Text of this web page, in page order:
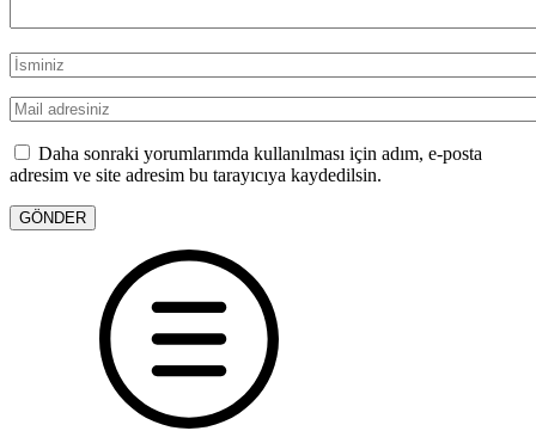
Daha sonraki yorumlarımda kullanılması için adım, e-posta
adresim ve site adresim bu tarayıcıya kaydedilsin.